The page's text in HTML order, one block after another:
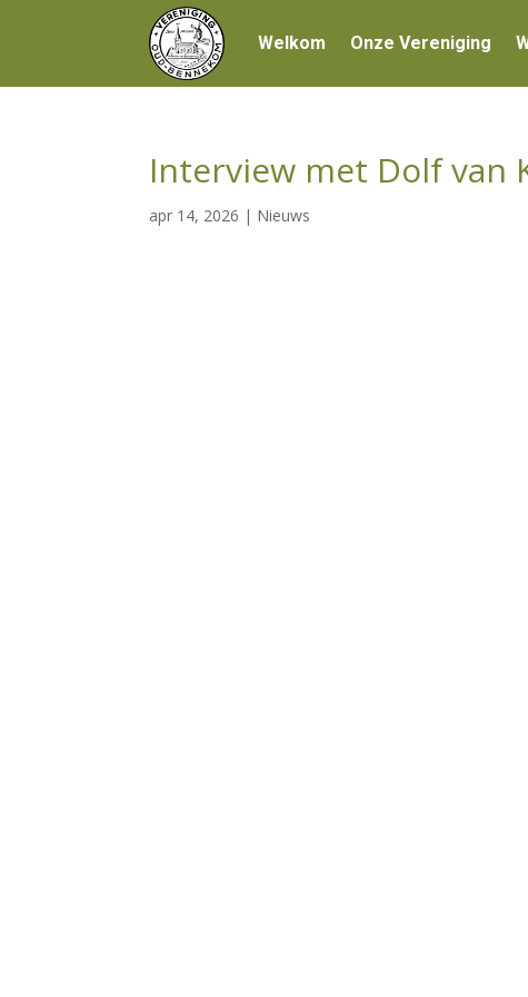
Welkom Onze Vereniging
Interview met Dolf van
apr 14, 2026 | Nieuws